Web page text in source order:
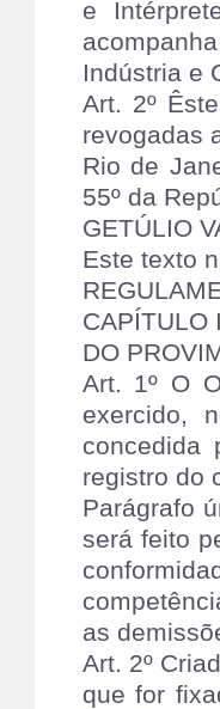
e
Indústria e
Art. 2º
revogadas
Rio de
55º da
GETÚLIO
Este texto
CAPÍTULO I
DO
Art. 1º O
exercido,
concedida
registro do
Parágrafo
será feito
as
Art. 2º
que for